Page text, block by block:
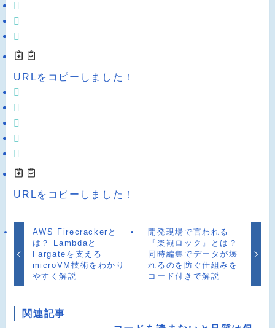
URLをコピーしました！
URLをコピーしました！
AWS Firecrackerと
は？ Lambdaと
Fargateを支える
microVM技術をわかり
やすく解説
開発現場で言われる
『楽観ロック』とは？
同時編集でデータが壊
れるのを防ぐ仕組みを
コード付きで解説
関連記事